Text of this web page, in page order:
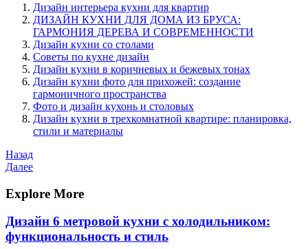
Дизайн интерьера кухни для квартир
ДИЗАЙН КУХНИ ДЛЯ ДОМА ИЗ БРУСА:
ГАРМОНИЯ ДЕРЕВА И СОВРЕМЕННОСТИ
Дизайн кухни со столами
Советы по кухне дизайн
Дизайн кухни в коричневых и бежевых тонах
Дизайн кухни фото для прихожей: создание
гармоничного пространства
Фото и дизайн кухонь и столовых
Дизайн кухни в трехкомнатной квартире: планировка,
стили и материалы
Навигация
по
записям
Предыдущая
запись
Назад
Следующая
Далее
Explore More
Дизайн 6 метровой кухни с холодильником:
функциональность и стиль